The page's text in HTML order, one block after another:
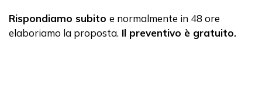
Rispondiamo subito e normalmente in 48 ore
elaboriamo la proposta. Il preventivo è gratuito.